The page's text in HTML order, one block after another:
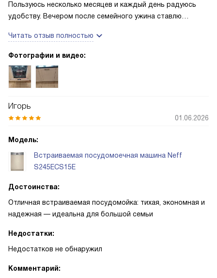
Пользуюсь несколько месяцев и каждый день радуюсь
удобству. Вечером после семейного ужина ставлю
момент. Однажды устроили большой обед с гостями, и
она спокойно справилась с массой тарелок, оставив мне
она тихая — даже когда запускаю ночью, никто из
домочадцев не просыпается. Это здорово для семьи с
столовых приборов: ложки и ножи аккуратно
расположены, и их не нужно переставлять вручную!
и хочу запустить программу до прихода домой! Сушка с
цеолитом действительно работает — бокалы из чашек
выходят без разводов и готовы к использованию сразу
Читать отзыв полностью
Фотографии и видео:
Игорь
01.06.2026
Модель:
Встраиваемая посудомоечная машина Neff
S245ECS15E
Достоинства:
Отличная встраиваемая посудомойка: тихая, экономная и
надежная — идеальна для большой семьи
Недостатки:
Недостатков не обнаружил
Комментарий: